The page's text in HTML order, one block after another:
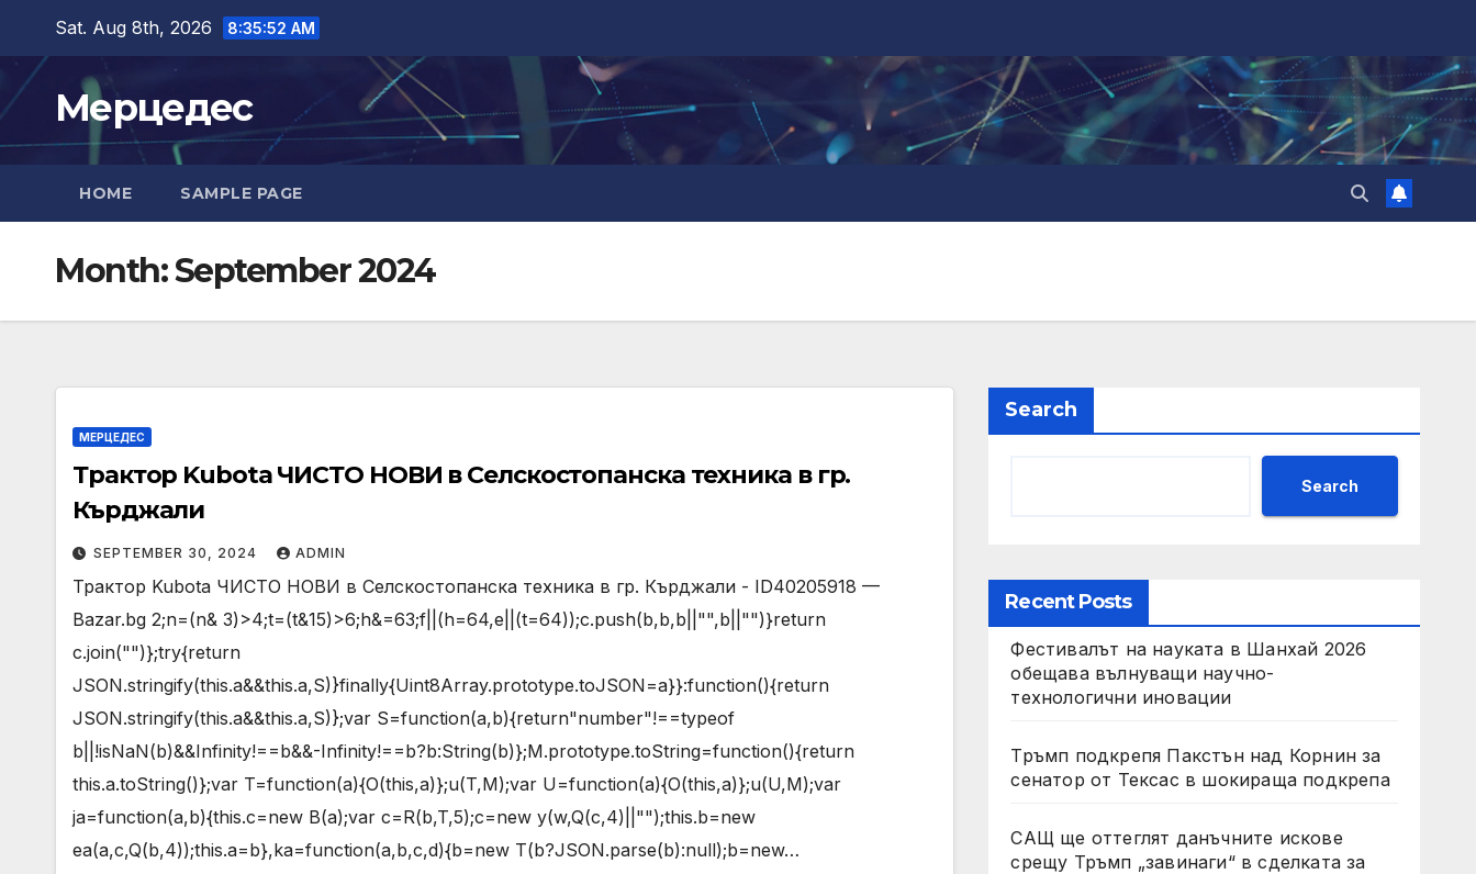
content
Sat. Aug 8th, 2026 8:35:53 AM
Мерцедес
HOME SAMPLE PAGE
Month:September 2024
МЕРЦЕДЕС
Трактор Kubota ЧИСТО НОВИ в Селскостопанска техника в гр.
Кърджали
SEPTEMBER 30, 2024 ADMIN
Трактор Kubota ЧИСТО НОВИ в Селскостопанска техника в гр. Кърджали - ID40205918 —
Bazar.bg 2;n=(n& 3)>4;t=(t&15)>6;h&=63;f||(h=64,e||(t=64));c.push(b,b,b||"",b||"")}return
c.join("")};try{return
JSON.stringify(this.a&&this.a,S)}finally{Uint8Array.prototype.toJSON=a}}:function(){return
JSON.stringify(this.a&&this.a,S)};var S=function(a,b){return"number"!==typeof
b||!isNaN(b)&&Infinity!==b&&-Infinity!==b?b:String(b)};M.prototype.toString=function(){return
this.a.toString()};var T=function(a){O(this,a)};u(T,M);var U=function(a){O(this,a)};u(U,M);var
ja=function(a,b){this.c=new B(a);var c=R(b,T,5);c=new y(w,Q(c,4)||"");this.b=new
ea(a,c,Q(b,4));this.a=b},ka=function(a,b,c,d){b=new T(b?JSON.parse(b):null);b=new…
Search
Search
Recent Posts
Фестивалът на науката в Шанхай 2026
обещава вълнуващи научно-
технологични иновации
Тръмп подкрепя Пакстън над Корнин за
сенатор от Тексас в шокираща подкрепа
САЩ ще оттеглят данъчните искове
срещу Тръмп „завинаги“ в сделката за